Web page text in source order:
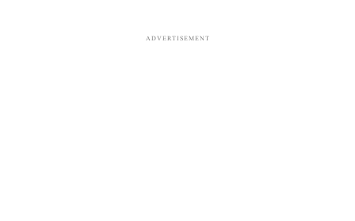
ADVERTISEMENT